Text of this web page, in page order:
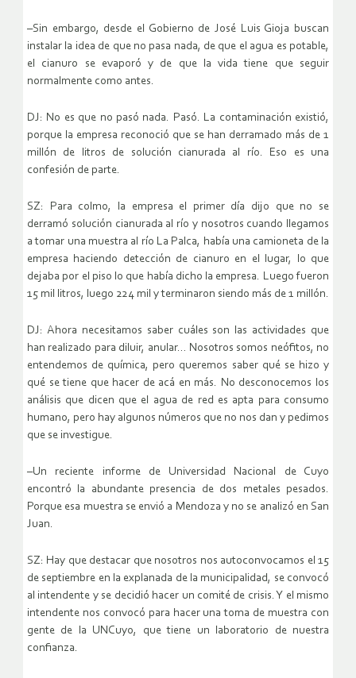
–Sin embargo, desde el Gobierno de José Luis Gioja buscan
instalar la idea de que no pasa nada, de que el agua es potable,
el cianuro se evaporó y de que la vida tiene que seguir
normalmente como antes.
DJ: No es que no pasó nada. Pasó. La contaminación existió,
porque la empresa reconoció que se han derramado más de 1
millón de litros de solución cianurada al río. Eso es una
confesión de parte.
SZ: Para colmo, la empresa el primer día dijo que no se
derramó solución cianurada al río y nosotros cuando llegamos
a tomar una muestra al río La Palca, había una camioneta de la
empresa haciendo detección de cianuro en el lugar, lo que
dejaba por el piso lo que había dicho la empresa. Luego fueron
15 mil litros, luego 224 mil y terminaron siendo más de 1 millón.
DJ: Ahora necesitamos saber cuáles son las actividades que
han realizado para diluir, anular… Nosotros somos neófitos, no
entendemos de química, pero queremos saber qué se hizo y
qué se tiene que hacer de acá en más. No desconocemos los
análisis que dicen que el agua de red es apta para consumo
humano, pero hay algunos números que no nos dan y pedimos
que se investigue.
–Un reciente informe de Universidad Nacional de Cuyo
encontró la abundante presencia de dos metales pesados.
Porque esa muestra se envió a Mendoza y no se analizó en San
Juan.
SZ: Hay que destacar que nosotros nos autoconvocamos el 15
de septiembre en la explanada de la municipalidad, se convocó
al intendente y se decidió hacer un comité de crisis. Y el mismo
intendente nos convocó para hacer una toma de muestra con
gente de la UNCuyo, que tiene un laboratorio de nuestra
confianza.